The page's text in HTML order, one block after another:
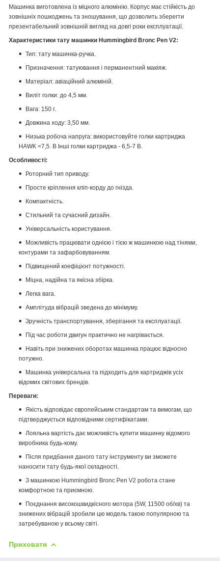
Машинка виготовлена із міцного алюмінію. Корпус має стійкість до
зовнішніх пошкоджень та зношування, що дозволить зберегти
презентабельний зовнішній вигляд на довгі роки експлуатації.
Характеристики тату машинки Hummingbird Bronc Pen V2:
Тип: тату машинка-ручка.
Призначення: татуювання і перманентний макіяж.
Матеріал: авіаційний алюміній.
Виліт голки: до 4,5 мм.
Вага: 150 г.
Довжина ходу: 3,50 мм.
Низька робоча напруга: використовуйте голки картриджа
HAWK <7,5. В Інші голки картриджа - 6,5-7 В.
Особливості:
Роторний тип приводу.
Просте кріплення кліп-корду до гнізда.
Компактність.
Стильний та сучасний дизайн.
Універсальність користування.
Можливість працювати однією і тією ж машинкою над тінями,
контурами та зафарбовуванням.
Підвищений коефіцієнт потужності.
Міцна, надійна та якісна збірка.
Легка вага.
Амплітуда вібрацій зведена до мінімуму.
Зручність транспортування, зберігання та експлуатації.
Під час роботи двигун практично не нагрівається.
Навіть при знижених оборотах машинка працює відносно
потужно.
Машинка універсальна та підходить для картриджів усіх
відомих світових брендів.
Переваги:
Якість відповідає європейським стандартам та вимогам, що
підтверджується відповідними сертифікатами.
Лояльна вартість дає можливість купити машинку відомого
виробника будь-кому.
Після придбання даного тату інструменту ви зможете
наносити тату будь-якої складності.
З машинкою Hummingbird Bronc Pen V2 робота стане
комфортною та приємною.
Поєднання високошвидкісного мотора (5W, 11500 об/хв) та
знижених вібрацій зробили цю модель такою популярною та
затребуваною у всьому світі.
Приховати